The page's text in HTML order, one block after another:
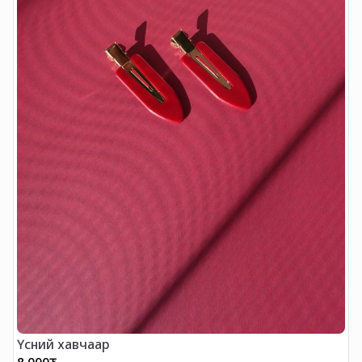
Үсний хавчаар